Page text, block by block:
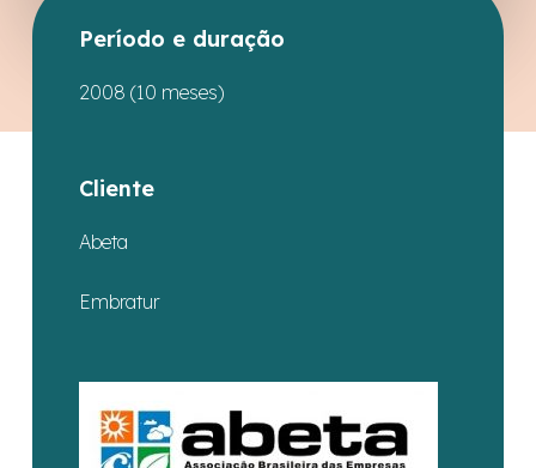
Período e duração
2008 (10 meses)
Cliente
Abeta
Embratur